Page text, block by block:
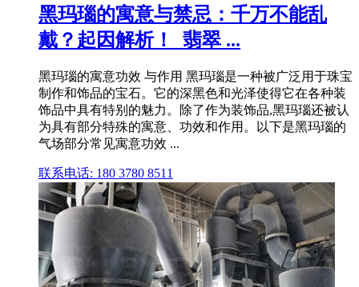
黑玛瑙的寓意与禁忌：千万不能乱
戴？起因解析！_翡翠 ...
黑玛瑙的寓意功效 与作用 黑玛瑙是一种被广泛用于珠宝
制作和饰品的宝石。它的深黑色和光泽使得它在各种装
饰品中具有特别的魅力。除了作为装饰品,黑玛瑙还被认
为具有部分特殊的寓意、功效和作用。以下是黑玛瑙的
气场部分常见寓意功效 ...
联系电话: 180 3780 8511